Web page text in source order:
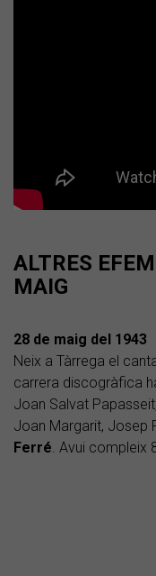
ALTRES
MAIG
28 de maig del 1943
Neix a Tàrrega el
carrera discogràfica
Joan Salvat
Joan Margarit, Josep
Ferré. Avui compleix